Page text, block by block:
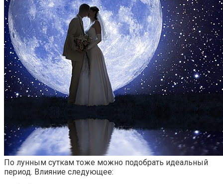
По лунным суткам тоже можно подобрать идеальный
период. Влияние следующее: